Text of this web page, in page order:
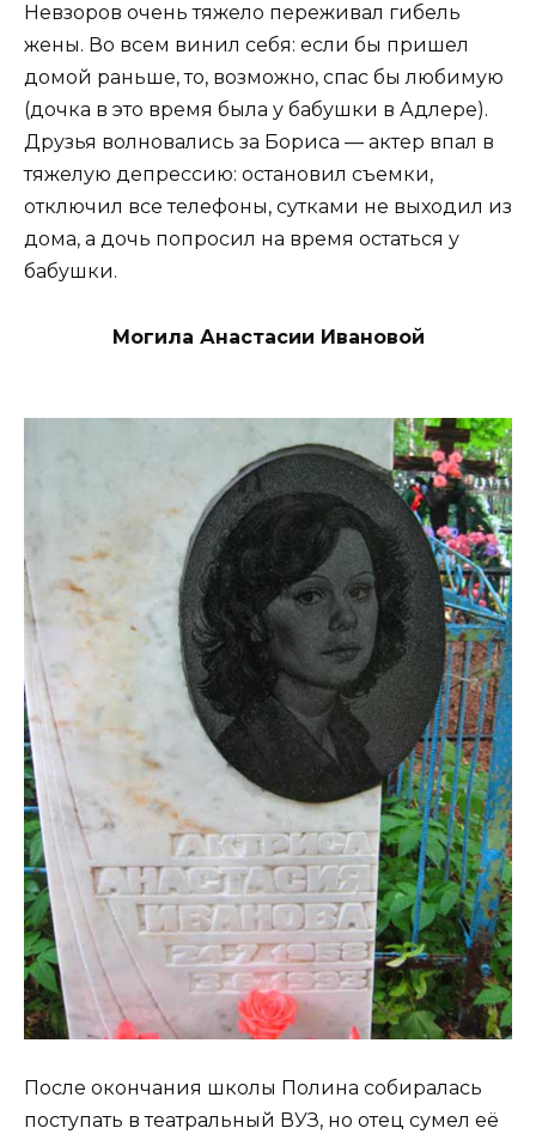
Невзоров очень тяжело переживал гибель
жены. Во всем винил себя: если бы пришел
домой раньше, то, возможно, спас бы любимую
(дочка в это время была у бабушки в Адлере).
Друзья волновались за Бориса — актер впал в
тяжелую депрессию: остановил съемки,
отключил все телефоны, сутками не выходил из
дома, а дочь попросил на время остаться у
бабушки.
Могила Анастасии Ивановой
После окончания школы Полина собиралась
поступать в театральный ВУЗ, но отец сумел её